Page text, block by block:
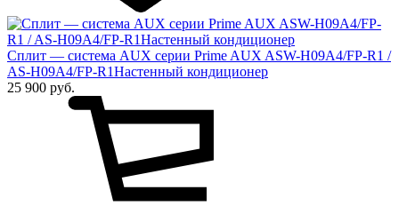
Сплит — система AUX серии Prime AUX ASW-H09A4/FP-R1 /
AS-H09A4/FP-R1Настенный кондиционер
25 900 руб.